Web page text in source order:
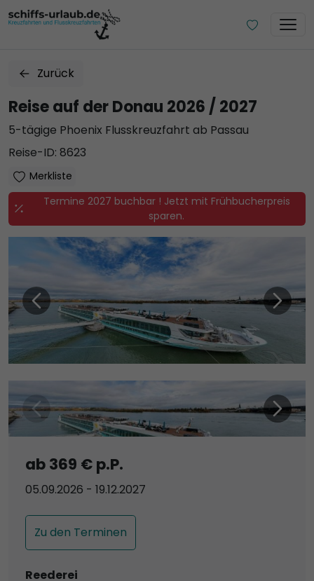
Zurück
Reise auf der Donau 2026 / 2027
5-tägige Phoenix Flusskreuzfahrt ab Passau
Reise-ID: 8623
Merkliste
Termine 2027 buchbar ! Jetzt mit Frühbucherpreis
sparen.
ab 369 € p.P.
05.09.2026 - 19.12.2027
Zu den Terminen
Reederei